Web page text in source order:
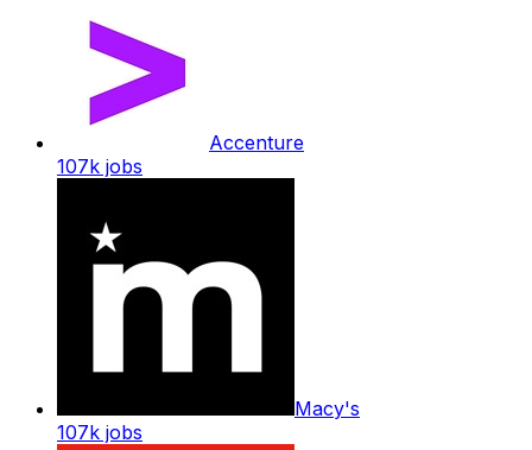
Accenture
107k jobs
Macy's
107k jobs